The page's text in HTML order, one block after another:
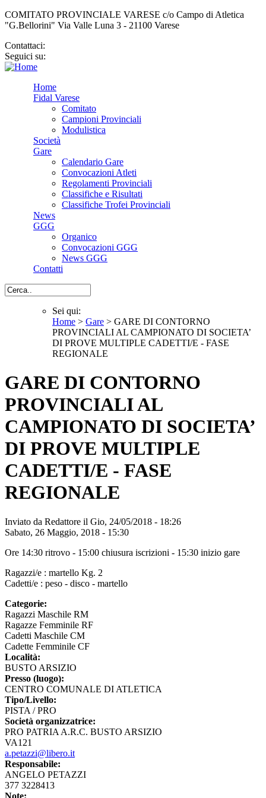
COMITATO PROVINCIALE VARESE c/o Campo di Atletica
"G.Bellorini" Via Valle Luna 3 - 21100 Varese
Contattaci:
Seguici su:
Home
Fidal Varese
Comitato
Campioni Provinciali
Modulistica
Società
Gare
Calendario Gare
Convocazioni Atleti
Regolamenti Provinciali
Classifiche e Risultati
Classifiche Trofei Provinciali
News
GGG
Organico
Convocazioni GGG
News GGG
Contatti
Cerca
Sei qui
Sei qui:
Home > Gare > GARE DI CONTORNO
PROVINCIALI AL CAMPIONATO DI SOCIETA’
DI PROVE MULTIPLE CADETTI/E - FASE
REGIONALE
GARE DI CONTORNO
PROVINCIALI AL
CAMPIONATO DI SOCIETA’
DI PROVE MULTIPLE
CADETTI/E - FASE
REGIONALE
Inviato da Redattore il Gio, 24/05/2018 - 18:26
Sabato, 26 Maggio, 2018 - 15:30
Ore 14:30 ritrovo - 15:00 chiusura iscrizioni - 15:30 inizio gare
Ragazzi/e : martello Kg. 2
Cadetti/e : peso - disco - martello
Categorie:
Ragazzi Maschile RM
Ragazze Femminile RF
Cadetti Maschile CM
Cadette Femminile CF
Località:
BUSTO ARSIZIO
Presso (luogo):
CENTRO COMUNALE DI ATLETICA
Tipo/Livello:
PISTA / PRO
Società organizzatrice:
PRO PATRIA A.R.C. BUSTO ARSIZIO
VA121
a.petazzi@libero.it
Responsabile:
ANGELO PETAZZI
377 3228413
Note: